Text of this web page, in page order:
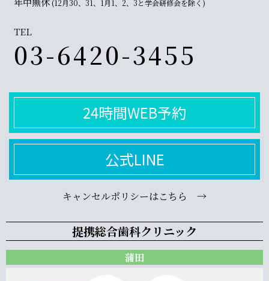
(12月30、31、1月1、2、3と学会研修会を除く)
TEL
03-6420-3455
24時間WEB予約
公式LINE
キャンセルポリシーはこちら →
提携総合歯科クリニック
蒲田